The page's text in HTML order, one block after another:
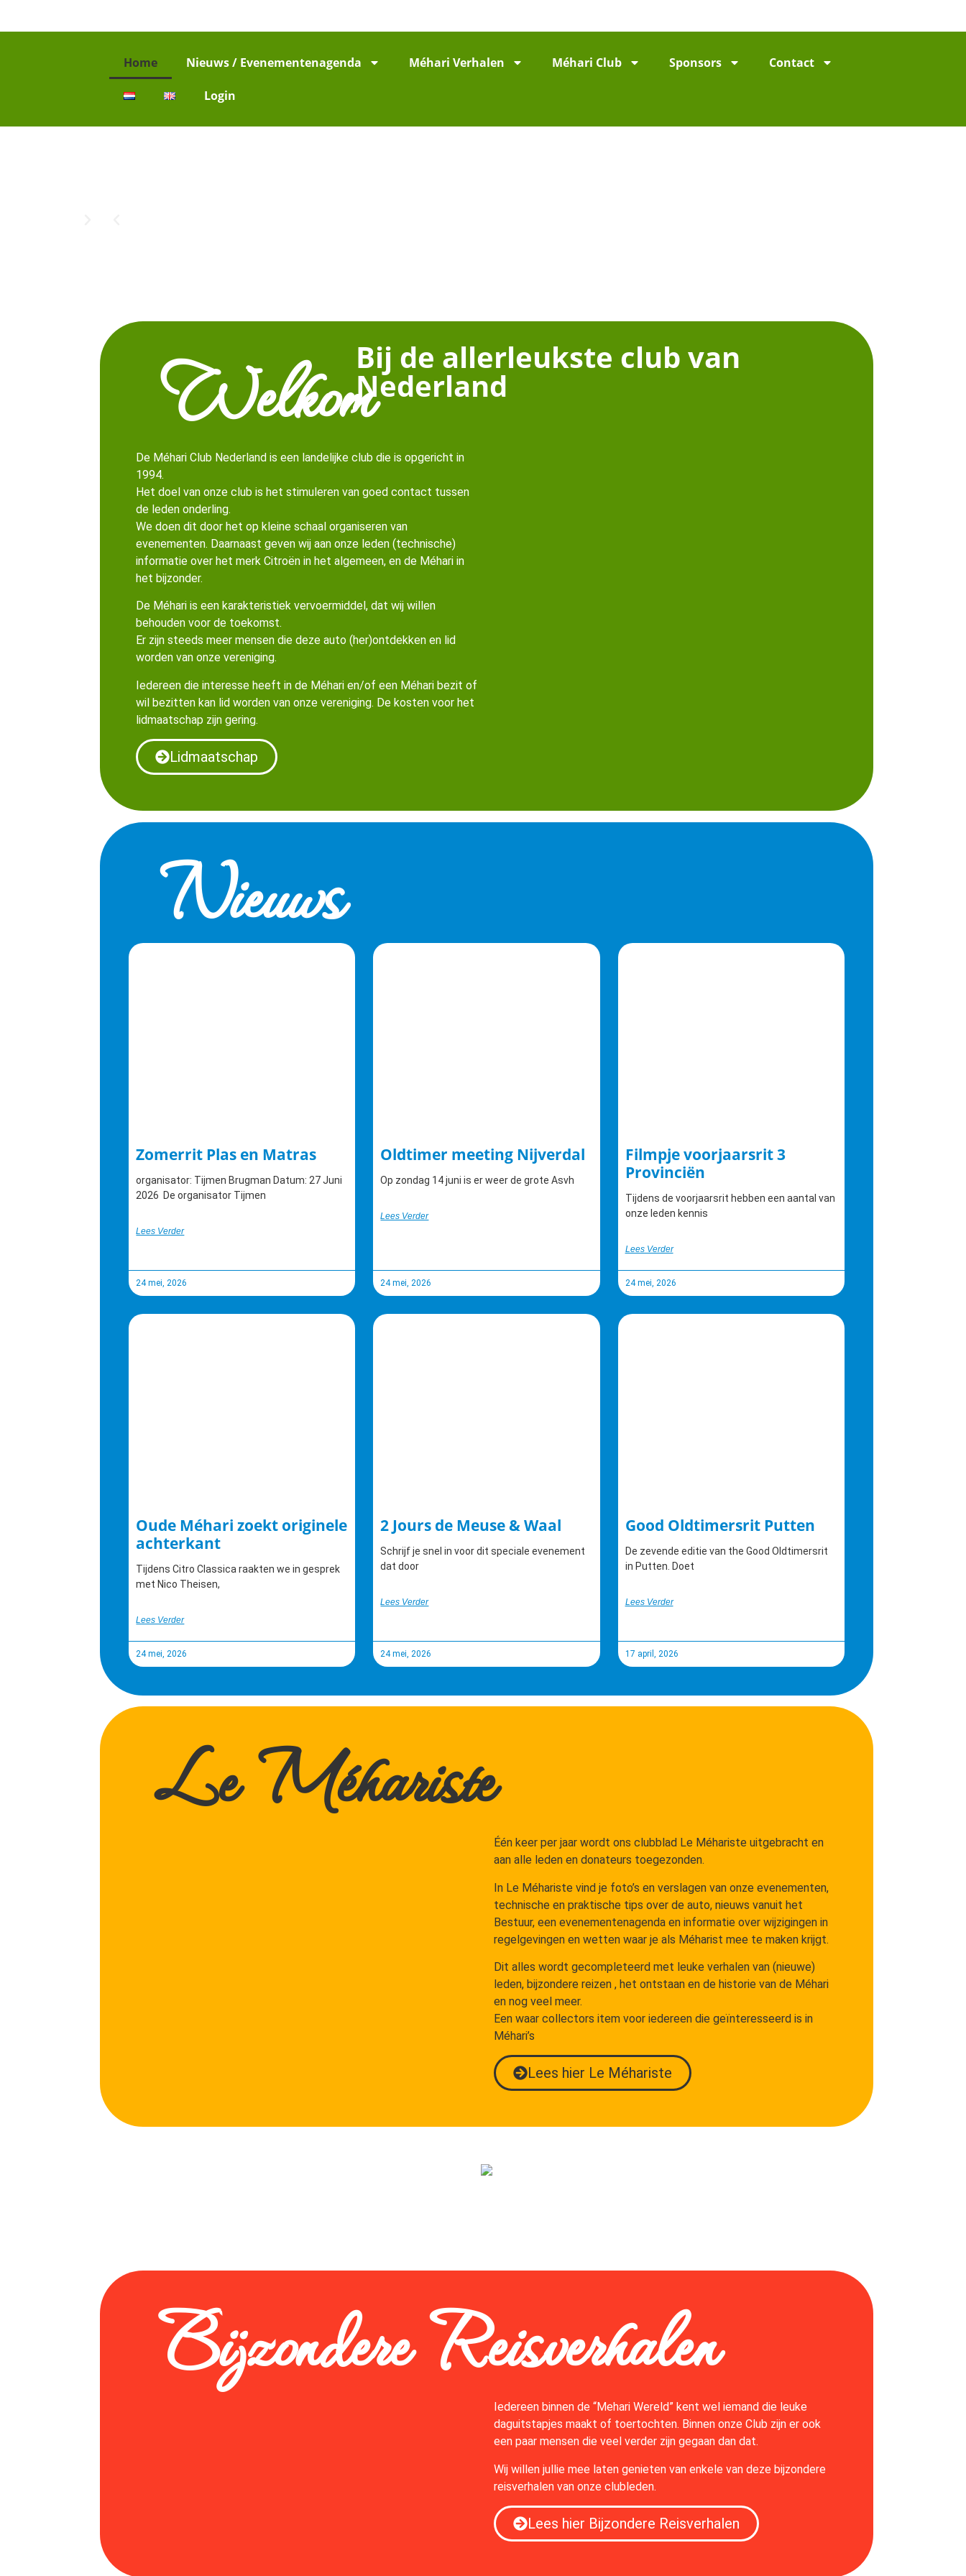
Home Nieuws / Evenementenagenda Méhari Verhalen Méhari Club Sponsors Contact
Login
WelkomBij de allerleukste club van
Nederland
De Méhari Club Nederland is een landelijke club die is opgericht in
1994.
Het doel van onze club is het stimuleren van goed contact tussen
de leden onderling.
We doen dit door het op kleine schaal organiseren van
evenementen. Daarnaast geven wij aan onze leden (technische)
informatie over het merk Citroën in het algemeen, en de Méhari in
het bijzonder.
De Méhari is een karakteristiek vervoermiddel, dat wij willen
behouden voor de toekomst.
Er zijn steeds meer mensen die deze auto (her)ontdekken en lid
worden van onze vereniging.
Iedereen die interesse heeft in de Méhari en/of een Méhari bezit of
wil bezitten kan lid worden van onze vereniging. De kosten voor het
lidmaatschap zijn gering.
Lidmaatschap
Nieuws​
Zomerrit Plas en Matras
organisator: Tijmen Brugman Datum: 27 Juni
2026 De organisator Tijmen
Lees Verder
24 mei, 2026
Oldtimer meeting Nijverdal
Op zondag 14 juni is er weer de grote Asvh
Lees Verder
24 mei, 2026
Filmpje voorjaarsrit 3
Provinciën
Tijdens de voorjaarsrit hebben een aantal van
onze leden kennis
Lees Verder
24 mei, 2026
Oude Méhari zoekt originele
achterkant
Tijdens Citro Classica raakten we in gesprek
met Nico Theisen,
Lees Verder
24 mei, 2026
2 Jours de Meuse & Waal
Schrijf je snel in voor dit speciale evenement
dat door
Lees Verder
24 mei, 2026
Good Oldtimersrit Putten
De zevende editie van the Good Oldtimersrit
in Putten. Doet
Lees Verder
17 april, 2026
Le Méhariste​
Één keer per jaar wordt ons clubblad Le Méhariste uitgebracht en
aan alle leden en donateurs toegezonden.
In Le Méhariste vind je foto’s en verslagen van onze evenementen,
technische en praktische tips over de auto, nieuws vanuit het
Bestuur, een evenementenagenda en informatie over wijzigingen in
regelgevingen en wetten waar je als Méharist mee te maken krijgt.
Dit alles wordt gecompleteerd met leuke verhalen van (nieuwe)
leden, bijzondere reizen , het ontstaan en de historie van de Méhari
en nog veel meer.
Een waar collectors item voor iedereen die geïnteresseerd is in
Méhari’s
Lees hier Le Méhariste
Bijzondere Reisverhalen
Iedereen binnen de “Mehari Wereld” kent wel iemand die leuke
daguitstapjes maakt of toertochten. Binnen onze Club zijn er ook
een paar mensen die veel verder zijn gegaan dan dat.
Wij willen jullie mee laten genieten van enkele van deze bijzondere
reisverhalen van onze clubleden.
Lees hier Bijzondere Reisverhalen